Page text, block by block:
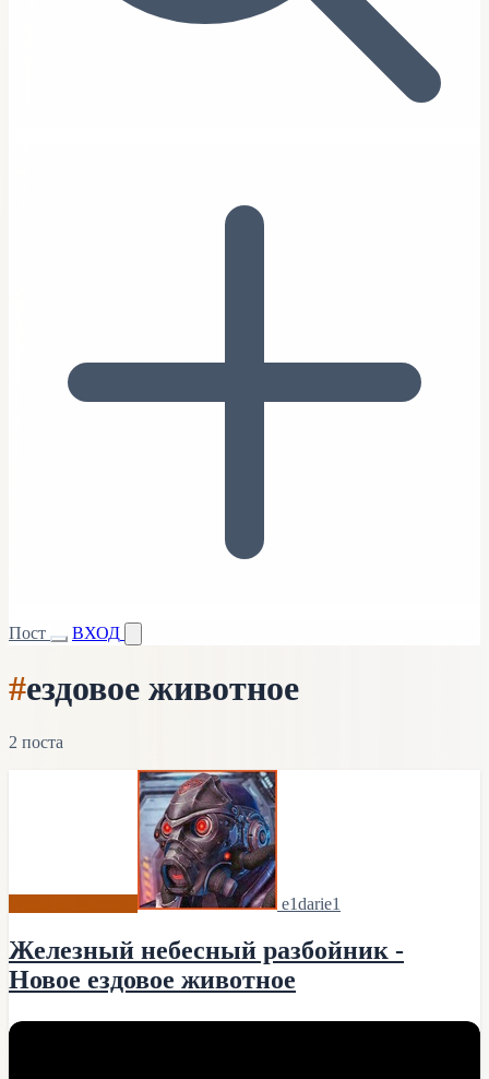
Пост ВХОД
#ездовое животное
2 поста
e1darie1
Железный небесный разбойник -
Новое ездовое животное